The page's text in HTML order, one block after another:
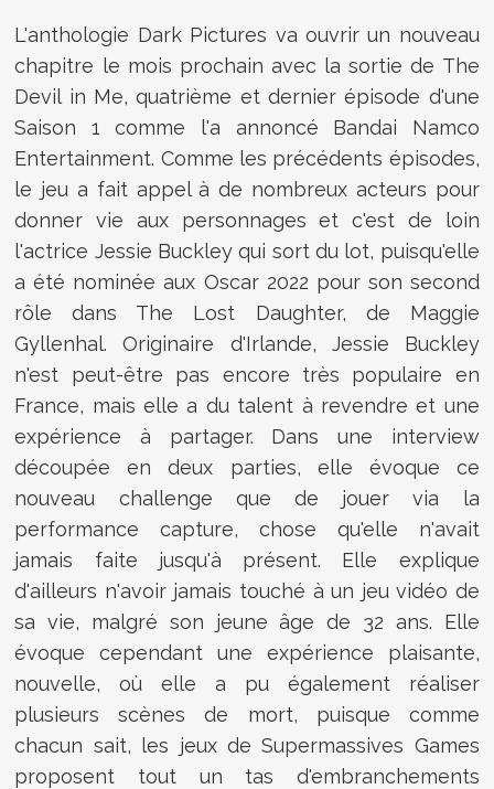
L'anthologie Dark Pictures va ouvrir un nouveau
chapitre le mois prochain avec la sortie de The
Devil in Me, quatrième et dernier épisode d'une
Saison 1 comme l'a annoncé Bandai Namco
Entertainment. Comme les précédents épisodes,
le jeu a fait appel à de nombreux acteurs pour
donner vie aux personnages et c'est de loin
l'actrice Jessie Buckley qui sort du lot, puisqu'elle
a été nominée aux Oscar 2022 pour son second
rôle dans The Lost Daughter, de Maggie
Gyllenhal. Originaire d'Irlande, Jessie Buckley
n'est peut-être pas encore très populaire en
France, mais elle a du talent à revendre et une
expérience à partager. Dans une interview
découpée en deux parties, elle évoque ce
nouveau challenge que de jouer via la
performance capture, chose qu'elle n'avait
jamais faite jusqu'à présent. Elle explique
d'ailleurs n'avoir jamais touché à un jeu vidéo de
sa vie, malgré son jeune âge de 32 ans. Elle
évoque cependant une expérience plaisante,
nouvelle, où elle a pu également réaliser
plusieurs scènes de mort, puisque comme
chacun sait, les jeux de Supermassives Games
proposent tout un tas d'embranchements